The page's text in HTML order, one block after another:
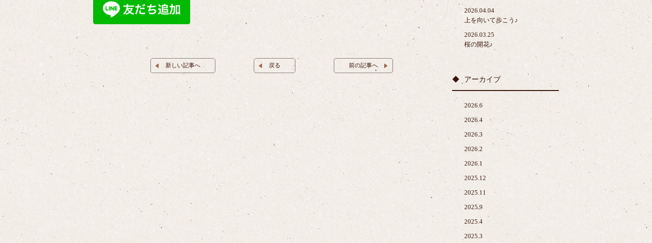
新しい記事へ 戻る 前の記事へ
2026.04.04
上を向いて歩こう♪
2026.03.25
桜の開花♪
アーカイブ
2026.6
2026.4
2026.3
2026.2
2026.1
2025.12
2025.11
2025.9
2025.4
2025.3